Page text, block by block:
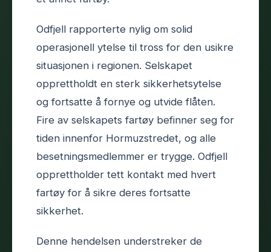
Odfjell rapporterte nylig om solid
operasjonell ytelse til tross for den usikre
situasjonen i regionen. Selskapet
opprettholdt en sterk sikkerhetsytelse
og fortsatte å fornye og utvide flåten.
Fire av selskapets fartøy befinner seg for
tiden innenfor Hormuzstredet, og alle
besetningsmedlemmer er trygge. Odfjell
opprettholder tett kontakt med hvert
fartøy for å sikre deres fortsatte
sikkerhet.
Denne hendelsen understreker de